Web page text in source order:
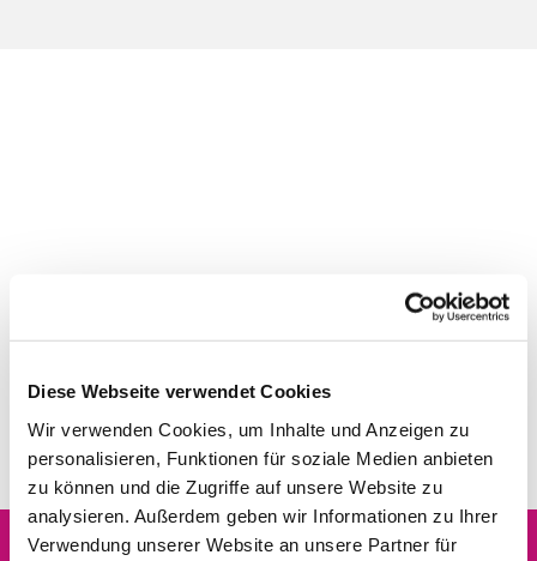
Diese Webseite verwendet Cookies
Wir verwenden Cookies, um Inhalte und Anzeigen zu
personalisieren, Funktionen für soziale Medien anbieten
zu können und die Zugriffe auf unsere Website zu
analysieren. Außerdem geben wir Informationen zu Ihrer
Verwendung unserer Website an unsere Partner für